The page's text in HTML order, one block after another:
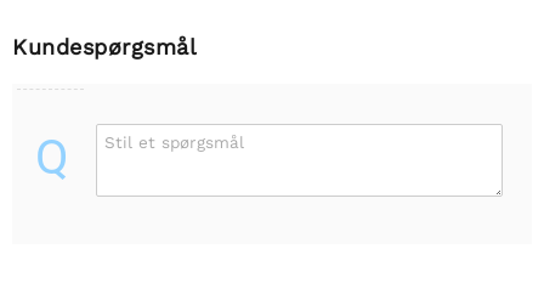
Kundespørgsmål
Q Stil et spørgsmål